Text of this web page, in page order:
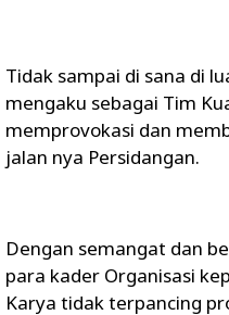
Tidak sampai di sana di
mengaku sebagai Tim
memprovokasi dan
jalan nya Persidangan.
Dengan semangat dan
para kader Organisasi
Karya tidak terpancing